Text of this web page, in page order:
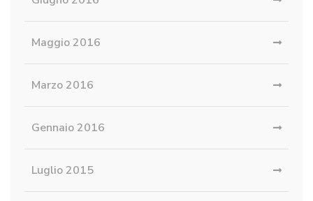
Maggio 2016
Marzo 2016
Gennaio 2016
Luglio 2015